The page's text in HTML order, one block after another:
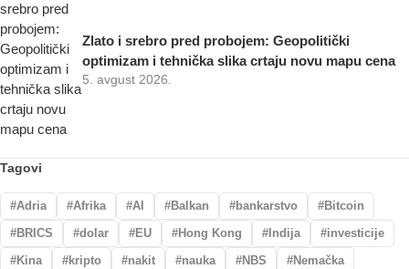
Zlato i srebro pred probojem: Geopolitički
optimizam i tehnička slika crtaju novu mapu cena
5. avgust 2026.
Tagovi
Adria Afrika AI Balkan bankarstvo
Bitcoin
BRICS
dolar EU Hong Kong Indija
investicije
Kina
kripto nakit nauka NBS
Nemačka